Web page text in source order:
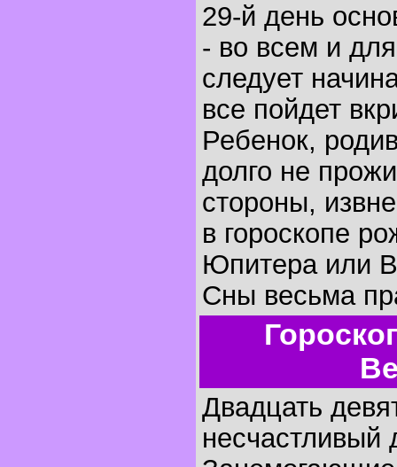
29-й день
- во всем и
следует
все пойдет
Ребенок,
долго не
стороны,
в гороскопе
Юпитера или
Сны весьма
Двадцать
несчастливый